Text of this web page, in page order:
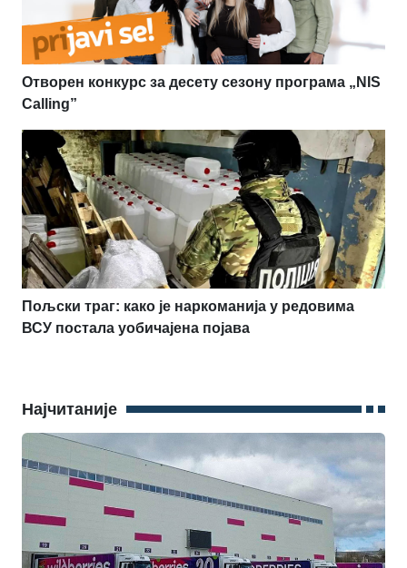
Отворен конкурс за десету сезону програма „NIS
Calling”
Пољски траг: како је наркоманија у редовима
ВСУ постала уобичајена појава
Најчитаније